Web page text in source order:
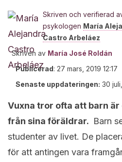
Skriven och verifierad
psykologen María
Castro Arbeláez
Skriven av María José Roldán
Publicerad: 27 mars, 2019 12:17
Senaste uppdateringen: 30
Vuxna tror ofta att barn är
från sina föräldrar. Barn
studenter av livet. De
för att antingen vara